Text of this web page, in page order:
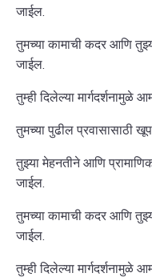
जाईल.
तुमच्या कामाची कदर आणि
जाईल.
तुम्ही दिलेल्या मार्गदर्शनामुळे
तुमच्या पुढील प्रवासासाठी
तुझ्या मेहनतीने आणि
जाईल.
तुमच्या कामाची कदर आणि
जाईल.
तुम्ही दिलेल्या मार्गदर्शनामुळे